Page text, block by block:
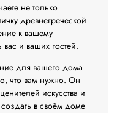
не только
древнегреческой
к вашему
вас и ваших гостей.
для вашего дома
что вам нужно. Он
искусства и
создать в своём доме